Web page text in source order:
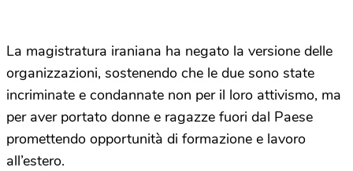
La magistratura iraniana ha negato la versione delle
organizzazioni, sostenendo che le due sono state
incriminate e condannate non per il loro attivismo, ma
per aver portato donne e ragazze fuori dal Paese
promettendo opportunità di formazione e lavoro
all’estero.